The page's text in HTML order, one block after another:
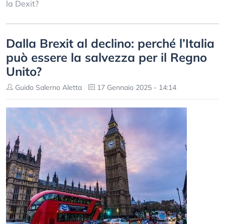
la Dexit?
Dalla Brexit al declino: perché l’Italia
può essere la salvezza per il Regno
Unito?
Guido Salerno Aletta 17 Gennaio 2025 - 14:14